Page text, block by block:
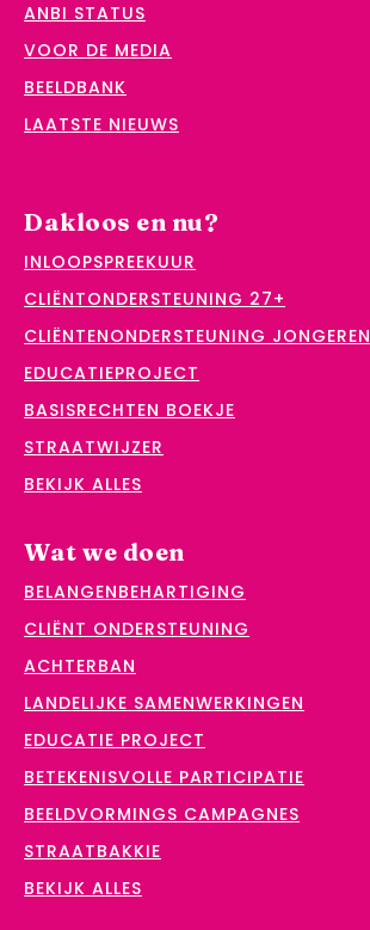
ANBI STATUS
VOOR DE MEDIA
BEELDBANK
LAATSTE NIEUWS
Dakloos en nu?
INLOOPSPREEKUUR
CLIËNTONDERSTEUNING 27+
CLIËNTENONDERSTEUNING JONGEREN
EDUCATIEPROJECT
BASISRECHTEN BOEKJE
STRAATWIJZER
BEKIJK ALLES
Wat we doen
BELANGENBEHARTIGING
CLIËNT ONDERSTEUNING
ACHTERBAN
LANDELIJKE SAMENWERKINGEN
EDUCATIE PROJECT
BETEKENISVOLLE PARTICIPATIE
BEELDVORMINGS CAMPAGNES
STRAATBAKKIE
BEKIJK ALLES